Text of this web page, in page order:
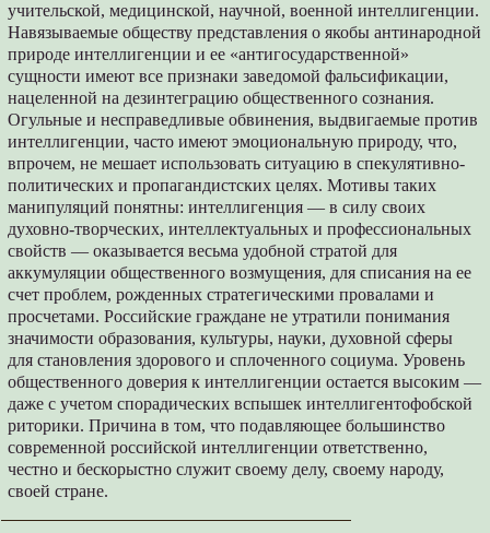
учительской, медицинской, научной, военной интеллигенции.
Навязываемые обществу представления о якобы антинародной
природе интеллигенции и ее «антигосударственной»
сущности имеют все признаки заведомой фальсификации,
нацеленной на дезинтеграцию общественного сознания.
Огульные и несправедливые обвинения, выдвигаемые против
интеллигенции, часто имеют эмоциональную природу, что,
впрочем, не мешает использовать ситуацию в спекулятивно-
политических и пропагандистских целях. Мотивы таких
манипуляций понятны: интеллигенция — в силу своих
духовно-творческих, интеллектуальных и профессиональных
свойств — оказывается весьма удобной стратой для
аккумуляции общественного возмущения, для списания на ее
счет проблем, рожденных стратегическими провалами и
просчетами. Российские граждане не утратили понимания
значимости образования, культуры, науки, духовной сферы
для становления здорового и сплоченного социума. Уровень
общественного доверия к интеллигенции остается высоким —
даже с учетом спорадических вспышек интеллигентофобской
риторики. Причина в том, что подавляющее большинство
современной российской интеллигенции ответственно,
честно и бескорыстно служит своему делу, своему народу,
своей стране.